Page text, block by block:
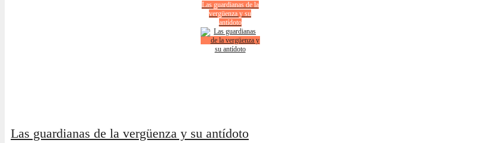
Las guardianas de la
vergüenza y su
antídoto
Las guardianas de la vergüenza y su antídoto